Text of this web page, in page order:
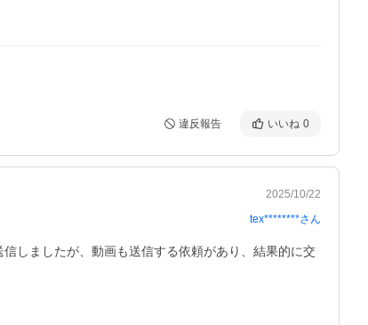
違反報告 いいね 0
2025/10/22
tex********さん
しましたが、動画も送信する依頼があり、結果的に交